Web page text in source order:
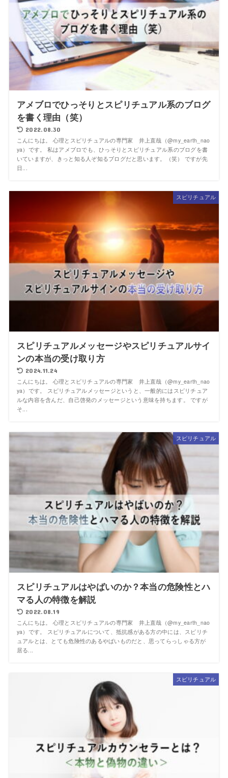
アメブロでひっそりとスピリチュアル系のブログ
を書く理由（笑）
2022.08.30
こんにちは。 心理とスピリチュアルの専門家 井上直哉（@my_earth_nao
ya）です。 私はアメブロでも、ひっそりとスピリチュアル系のブログを書
いていますが、きっと知る人ぞ知るブログだと思います。（笑） ですが先
日...
スピリチュアル
スピリチュアルメッセージやスピリチュアルサイ
ンの本当の受け取り方
2024.11.24
こんにちは。 心理とスピリチュアルの専門家 井上直哉（@my_earth_nao
ya）です。 スピリチュアルメッセージというと、一般的にはスピリチュア
ルな内容を含んだ、自己啓発のメッセージという意味を持ちます。 ですが
そ...
スピリチュアル
スピリチュアルはやばいのか？本当の危険性とハ
マる人の特徴を解説
2022.08.19
こんにちは。 心理とスピリチュアルの専門家 井上直哉（@my_earth_nao
ya）です。 スピリチュアルについて、抵抗感がある方の中には、スピリチ
ュアルとは、とても危険性のあるやばいものだと、思ってらっしゃる方が
居る...
スピリチュアル